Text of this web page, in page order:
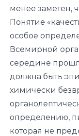
менее заметен,
Понятие
особое
Всемирной
середине
должна быть
химически
определению,
которая не